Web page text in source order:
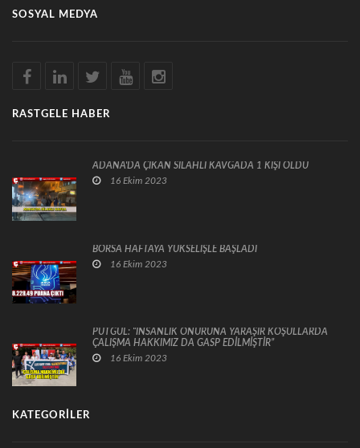
SOSYAL MEDYA
RASTGELE HABER
ADANA'DA ÇIKAN SİLAHLI KAVGADA 1 KİŞİ ÖLDÜ
16 Ekim 2023
BORSA HAFTAYA YÜKSELİŞLE BAŞLADI
16 Ekim 2023
PUTGÜL: “İNSANLIK ONURUNA YARAŞIR KOŞULLARDA
ÇALIŞMA HAKKIMIZ DA GASP EDİLMİŞTİR”
16 Ekim 2023
KATEGORILER